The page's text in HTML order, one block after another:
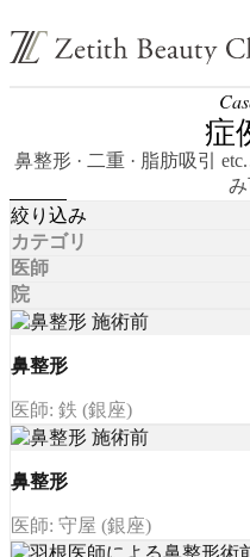
症
鼻整形 · 二重 · 脂肪吸引
み
絞り込み
カテゴリ
医師
院
鼻整形
医師: 鉄 (銀座)
鼻整形
医師: 守屋 (銀座)